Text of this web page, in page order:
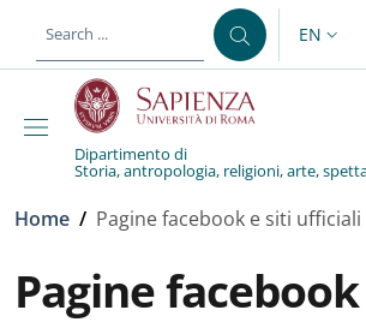
EN
Dipartimento di
Storia, antropologia, religioni, arte,
Breadcrumb
Home / Pagine facebook e siti ufficiali
Pagine